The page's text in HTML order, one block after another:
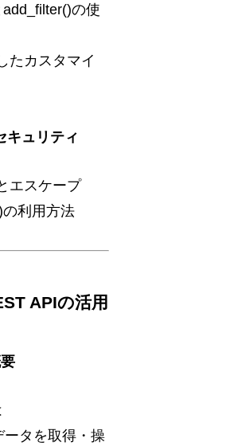
の使
たカスタマイ
キュリティ
エスケープ
の利用方法
APIの活用
ータを取得・操